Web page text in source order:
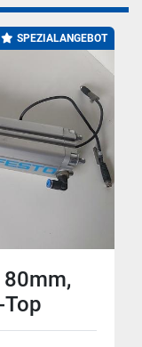
SPEZIALANGEBOT